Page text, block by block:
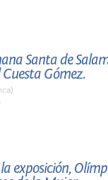
Santa de
Gómez.
exposición,